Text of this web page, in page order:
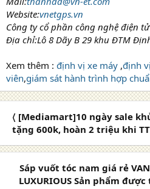
Website:vnetgps.vn
Công ty cổ phần công nghệ điện
Địa chỉ:Lô 8 Dãy B 29 khu ĐTM
Xem thêm : định vị xe máy ,định
viên,giám sát hành trình hợp
〈 [Mediamart]10 ngày sale
tặng 600k, hoàn 2 triệu khi TT
Sáp vuốt tóc nam giá rẻ
LUXURIOUS Sản phẩm được